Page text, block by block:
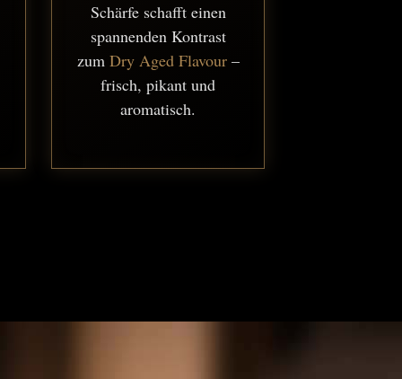
Schärfe schafft einen
spannenden Kontrast
zum Dry Aged Flavour–
frisch, pikant und
aromatisch.